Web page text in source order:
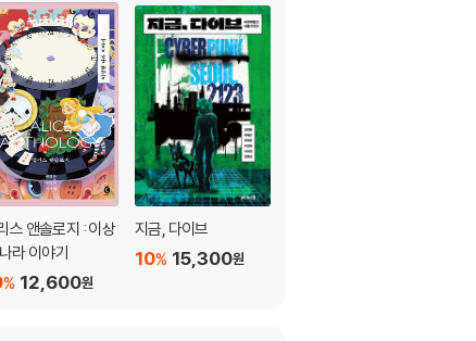
스 앤솔로지 : 이상
라 이야기
12,600원
%
지금, 다이브
15,300원
10%